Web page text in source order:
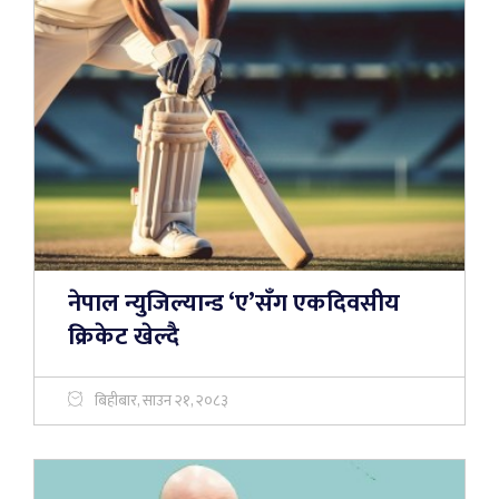
नेपाल न्युजिल्यान्ड ‘ए’सँग एकदिवसीय
क्रिकेट खेल्दै
बिहीबार, साउन २१, २०८३